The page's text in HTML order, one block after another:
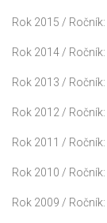
Rok 2015 / Ročník:
Rok 2014 / Ročník:
Rok 2013 / Ročník:
Rok 2012 / Ročník:
Rok 2011 / Ročník:
Rok 2010 / Ročník:
Rok 2009 / Ročník: